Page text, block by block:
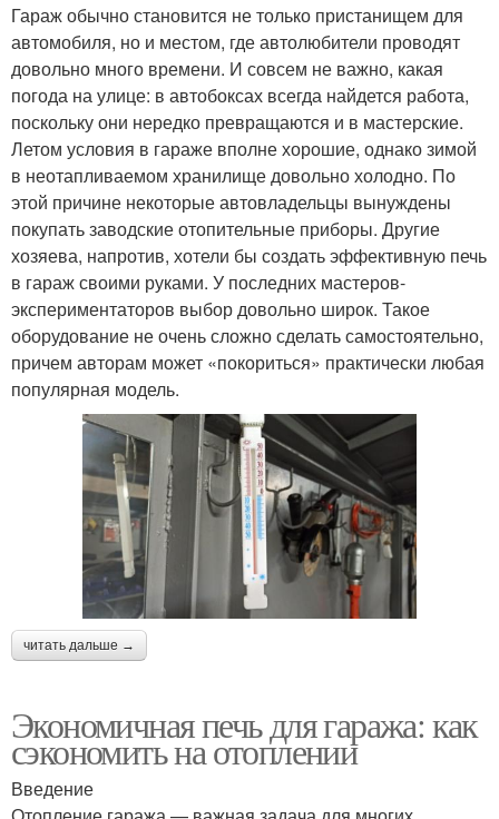
Гараж обычно становится не только пристанищем для
автомобиля, но и местом, где автолюбители проводят
довольно много времени. И совсем не важно, какая
погода на улице: в автобоксах всегда найдется работа,
поскольку они нередко превращаются и в мастерские.
Летом условия в гараже вполне хорошие, однако зимой
в неотапливаемом хранилище довольно холодно. По
этой причине некоторые автовладельцы вынуждены
покупать заводские отопительные приборы. Другие
хозяева, напротив, хотели бы создать эффективную печь
в гараж своими руками. У последних мастеров-
экспериментаторов выбор довольно широк. Такое
оборудование не очень сложно сделать самостоятельно,
причем авторам может «покориться» практически любая
популярная модель.
читать дальше →
Экономичная печь для гаража: как
сэкономить на отоплении
Введение